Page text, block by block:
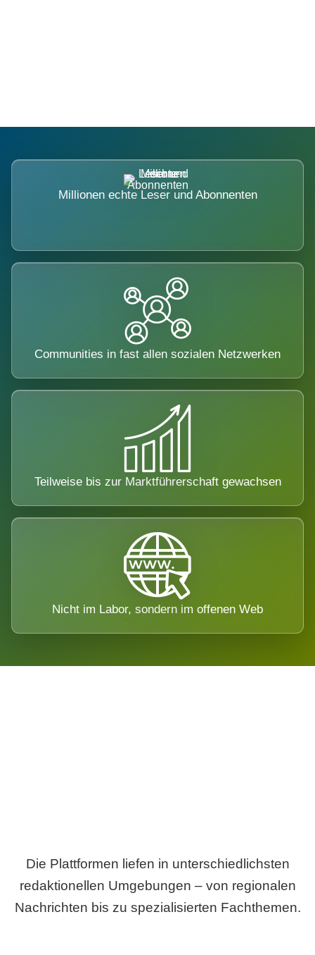
Millionen echte Leser und Abonnenten
Communities in fast allen sozialen Netzwerken
Teilweise bis zur Marktführerschaft gewachsen
Nicht im Labor, sondern im offenen Web
Die Plattformen liefen in unterschiedlichsten
redaktionellen Umgebungen – von regionalen
Nachrichten bis zu spezialisierten Fachthemen.